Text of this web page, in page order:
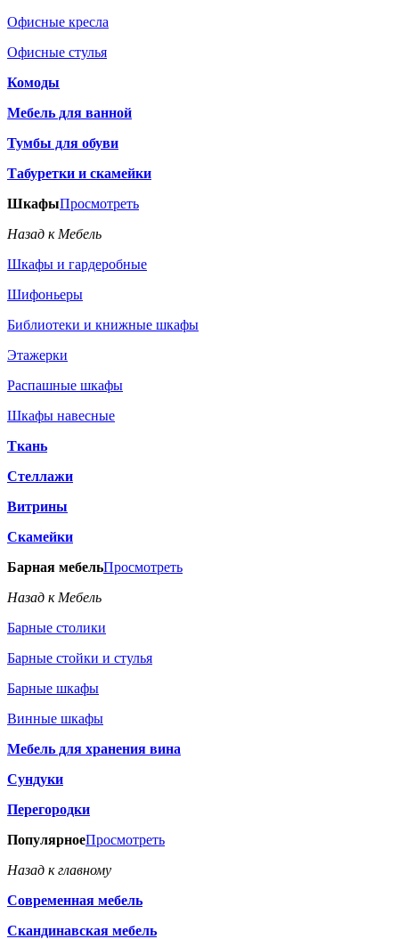
Офисные кресла
Офисные стулья
Комоды
Мебель для ванной
Тумбы для обуви
Табуретки и скамейки
ШкафыПросмотреть
Назад к Мебель
Шкафы и гардеробные
Шифоньеры
Библиотеки и книжные шкафы
Этажерки
Распашные шкафы
Шкафы навесные
Ткань
Стеллажи
Витрины
Скамейки
Барная мебельПросмотреть
Назад к Мебель
Барные столики
Барные стойки и стулья
Барные шкафы
Винные шкафы
Мебель для хранения вина
Сундуки
Перегородки
ПопулярноеПросмотреть
Назад к главному
Современная мебель
Скандинавская мебель